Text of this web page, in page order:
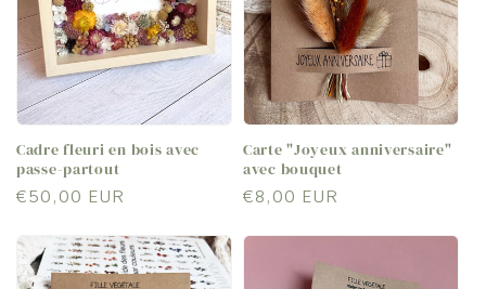
Cadre fleuri en bois avec
passe-partout
Prix
€50,00 EUR
Carte "Joyeux anniversaire"
avec bouquet
Prix
€8,00 EUR